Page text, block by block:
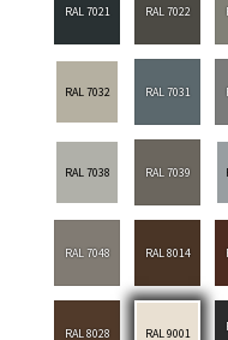
RAL 7021 RAL 7022
RAL 7032 RAL 7031
RAL 7038 RAL 7039
RAL 7048 RAL 8014
RAL 8028 RAL 9001